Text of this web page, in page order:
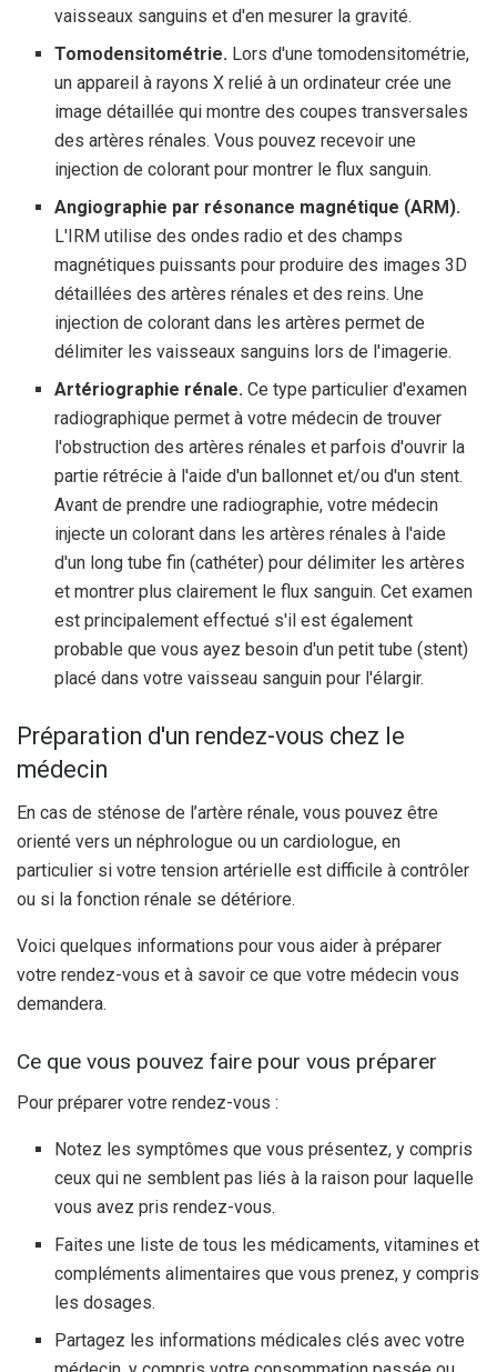
vaisseaux sanguins et d'en mesurer la gravité.
Tomodensitométrie. Lors d'une tomodensitométrie,
un appareil à rayons X relié à un ordinateur crée une
image détaillée qui montre des coupes transversales
des artères rénales. Vous pouvez recevoir une
injection de colorant pour montrer le flux sanguin.
Angiographie par résonance magnétique (ARM).
L'IRM utilise des ondes radio et des champs
magnétiques puissants pour produire des images 3D
détaillées des artères rénales et des reins. Une
injection de colorant dans les artères permet de
délimiter les vaisseaux sanguins lors de l'imagerie.
Artériographie rénale. Ce type particulier d'examen
radiographique permet à votre médecin de trouver
l'obstruction des artères rénales et parfois d'ouvrir la
partie rétrécie à l'aide d'un ballonnet et/ou d'un stent.
Avant de prendre une radiographie, votre médecin
injecte un colorant dans les artères rénales à l'aide
d'un long tube fin (cathéter) pour délimiter les artères
et montrer plus clairement le flux sanguin. Cet examen
est principalement effectué s'il est également
probable que vous ayez besoin d'un petit tube (stent)
placé dans votre vaisseau sanguin pour l'élargir.
Préparation d'un rendez-vous chez le
médecin
En cas de sténose de l’artère rénale, vous pouvez être
orienté vers un néphrologue ou un cardiologue, en
particulier si votre tension artérielle est difficile à contrôler
ou si la fonction rénale se détériore.
Voici quelques informations pour vous aider à préparer
votre rendez-vous et à savoir ce que votre médecin vous
demandera.
Ce que vous pouvez faire pour vous préparer
Pour préparer votre rendez-vous :
Notez les symptômes que vous présentez, y compris
ceux qui ne semblent pas liés à la raison pour laquelle
vous avez pris rendez-vous.
Faites une liste de tous les médicaments, vitamines et
compléments alimentaires que vous prenez, y compris
les dosages.
Partagez les informations médicales clés avec votre